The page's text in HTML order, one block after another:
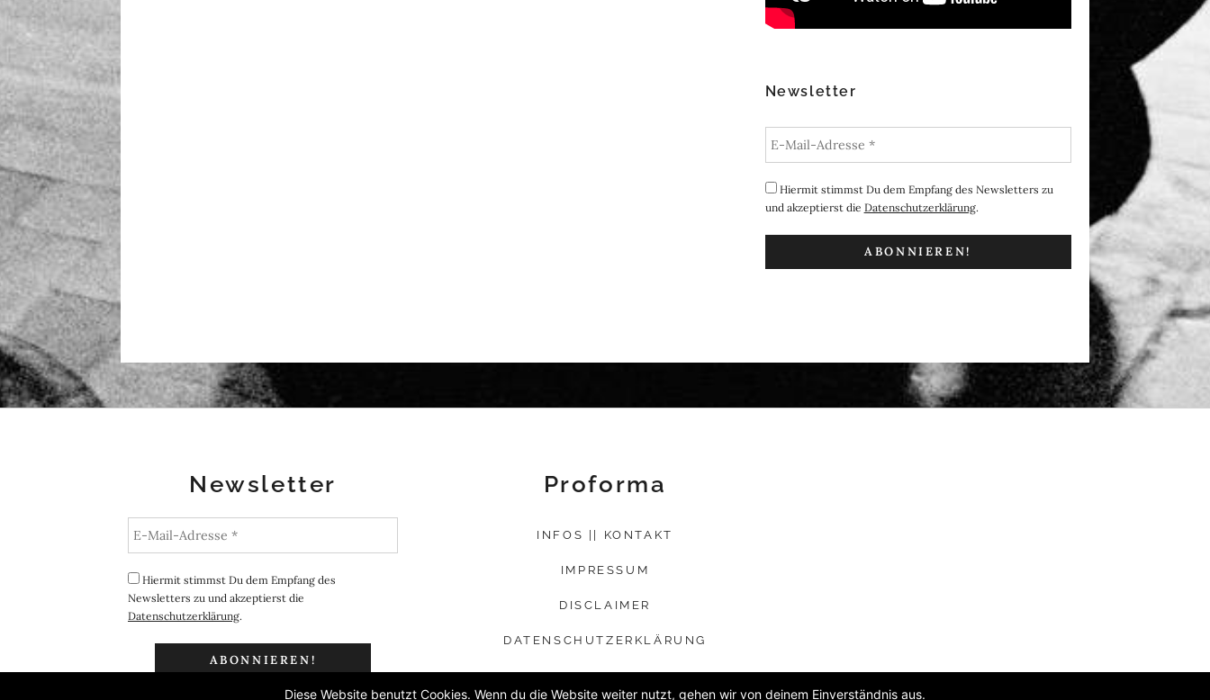
Newsletter
Hiermit stimmst Du dem Empfang des Newsletters zu
und akzeptierst die Datenschutzerklärung.
Newsletter
Hiermit stimmst Du dem Empfang des
Newsletters zu und akzeptierst die
Datenschutzerklärung.
Proforma
INFOS || KONTAKT
IMPRESSUM
DISCLAIMER
DATENSCHUTZERKLÄRUNG
Diese Website benutzt Cookies. Wenn du die Website weiter nutzt, gehen wir von deinem Einverständnis aus.